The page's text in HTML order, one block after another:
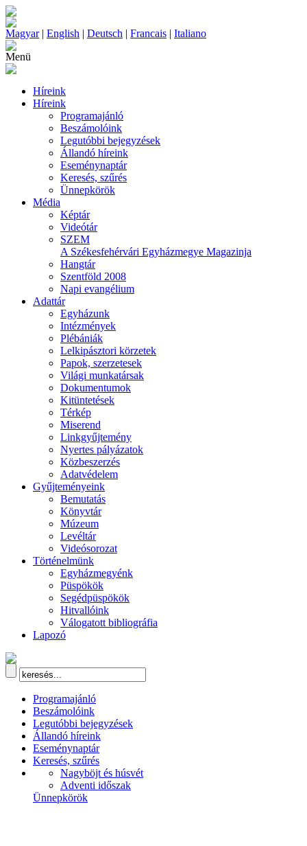
Magyar| English | Deutsch | Francais | Italiano
Menü
Híreink
Híreink
Programajánló
Beszámolóink
Legutóbbi bejegyzések
Állandó híreink
Eseménynaptár
Keresés, szűrés
Ünnepkörök
Média
Képtár
Videótár
SZEM
A Székesfehérvári Egyházmegye Magazinja
Hangtár
Szentföld 2008
Napi evangélium
Adattár
Egyházunk
Intézmények
Plébániák
Lelkipásztori körzetek
Papok, szerzetesek
Világi munkatársak
Dokumentumok
Kitüntetések
Térkép
Miserend
Linkgyűjtemény
Nyertes pályázatok
Közbeszerzés
Adatvédelem
Gyűjteményeink
Bemutatás
Könyvtár
Múzeum
Levéltár
Videósorozat
Történelmünk
Egyházmegyénk
Püspökök
Segédpüspökök
Hitvallóink
Válogatott bibliográfia
Lapozó
Programajánló
Beszámolóink
Legutóbbi bejegyzések
Állandó híreink
Eseménynaptár
Keresés, szűrés
Nagyböjt és húsvét
Adventi időszak
Ünnepkörök